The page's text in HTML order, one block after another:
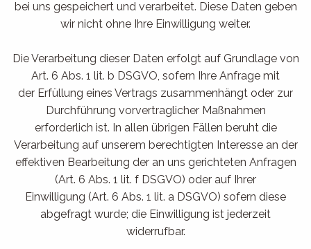
bei uns gespeichert und verarbeitet. Diese Daten geben
wir nicht ohne Ihre Einwilligung weiter.
Die Verarbeitung dieser Daten erfolgt auf Grundlage von
Art. 6 Abs. 1 lit. b DSGVO, sofern Ihre Anfrage mit
der Erfüllung eines Vertrags zusammenhängt oder zur
Durchführung vorvertraglicher Maßnahmen
erforderlich ist. In allen übrigen Fällen beruht die
Verarbeitung auf unserem berechtigten Interesse an der
effektiven Bearbeitung der an uns gerichteten Anfragen
(Art. 6 Abs. 1 lit. f DSGVO) oder auf Ihrer
Einwilligung (Art. 6 Abs. 1 lit. a DSGVO) sofern diese
abgefragt wurde; die Einwilligung ist jederzeit
widerrufbar.